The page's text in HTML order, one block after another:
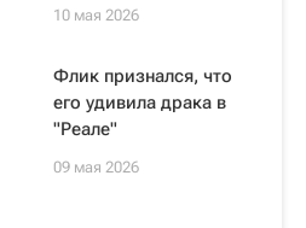
10 мая 2026
Флик признался, что
его удивила драка в
"Реале"
09 мая 2026